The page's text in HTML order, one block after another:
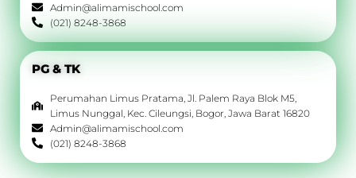
Admin@alimamischool.com
(021) 8248-3868
PG & TK
Perumahan Limus Pratama, Jl. Palem Raya Blok M5,
Limus Nunggal, Kec. Cileungsi, Bogor, Jawa Barat 16820
Admin@alimamischool.com
(021) 8248-3868